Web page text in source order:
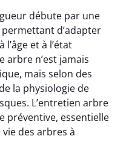
débute par une
d’adapter
l’âge et à l’état
arbre n’est jamais
mais selon des
la physiologie de
L’entretien arbre
préventive, essentielle
des arbres à